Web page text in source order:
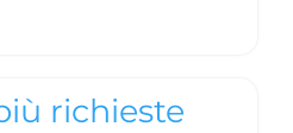
richieste